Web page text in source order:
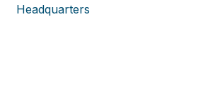
Headquarters